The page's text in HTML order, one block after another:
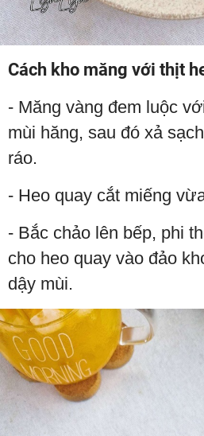
Cách kho măng với thịt
- Măng vàng đem luộc
mùi hăng, sau đó xả
ráo.
- Heo quay cắt miếng
- Bắc chảo lên bếp, phi
cho heo quay vào đảo
dậy mùi.